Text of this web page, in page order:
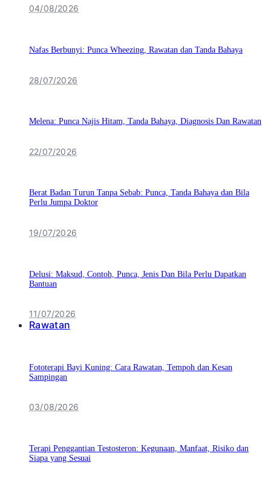
04/08/2026
Nafas Berbunyi: Punca Wheezing, Rawatan dan Tanda Bahaya
28/07/2026
Melena: Punca Najis Hitam, Tanda Bahaya, Diagnosis Dan Rawatan
22/07/2026
Berat Badan Turun Tanpa Sebab: Punca, Tanda Bahaya dan Bila
Perlu Jumpa Doktor
19/07/2026
Delusi: Maksud, Contoh, Punca, Jenis Dan Bila Perlu Dapatkan
Bantuan
11/07/2026
Rawatan
Fototerapi Bayi Kuning: Cara Rawatan, Tempoh dan Kesan
Sampingan
03/08/2026
Terapi Penggantian Testosteron: Kegunaan, Manfaat, Risiko dan
Siapa yang Sesuai